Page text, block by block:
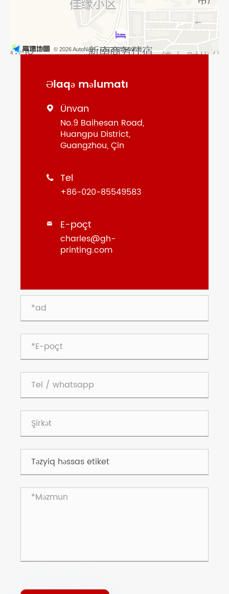
© 2026 AutoNavi- GS(2025)5996号
Əlaqə məlumatı
 Ünvan
No.9 Baihesan Road,
Huangpu District,
Guangzhou, Çin
 Tel
+86-020-85549583
 E-poçt
charles@gh-
printing.com